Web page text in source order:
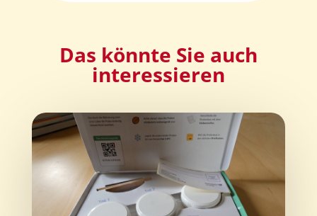
Das könnte Sie auch
interessieren